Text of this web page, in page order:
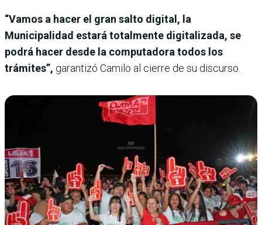
“Vamos a hacer el gran salto digital, la
Municipalidad estará totalmente digitalizada, se
podrá hacer desde la computadora todos los
trámites”, garantizó Camilo al cierre de su discurso.